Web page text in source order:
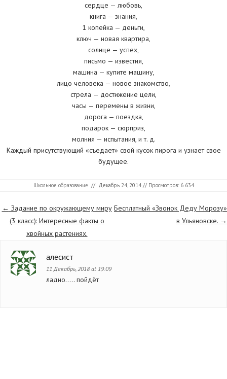
сердце — любовь,
книга — знания,
1 копейка — деньги,
ключ — новая квартира,
солнце — успех,
письмо — известия,
машина — купите машину,
лицо человека — новое знакомство,
стрела — достижение цели,
часы — перемены в жизни,
дорога — поездка,
подарок — сюрприз,
молния — испытания, и т. д.
Каждый присутствующий «съедает» свой кусок пирога и узнает свое
будущее.
Школьное образование // Декабрь 24, 2014// Просмотров: 6 634
Страницы
← Задание по окружающему миру
(3 класс): Интересные факты о
хвойных растениях.
Бесплатный «Звонок Деду Морозу»
в Ульяновске. →
алесист
11 Декабрь, 2018 at 19:09
ладно….. пойдёт